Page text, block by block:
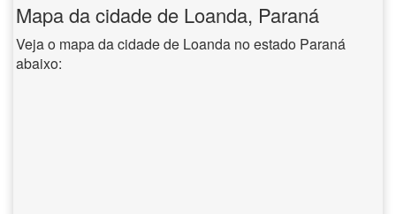
Mapa da cidade de Loanda, Paraná
Veja o mapa da cidade de Loanda no estado Paraná
abaixo: